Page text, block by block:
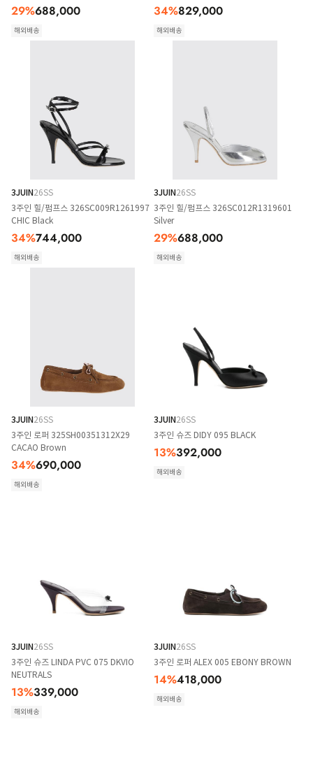
29%688,000
해외배송
34%829,000
해외배송
3JUIN26SS
3주인 힐/펌프스 326SC009R1261997
CHIC Black
34%744,000
해외배송
3JUIN26SS
3주인 힐/펌프스 326SC012R1319601
Silver
29%688,000
해외배송
3JUIN26SS
3주인 로퍼 325SH00351312X29
CACAO Brown
34%690,000
해외배송
3JUIN26SS
3주인 슈즈 DIDY 095 BLACK
13%392,000
해외배송
3JUIN26SS
3주인 슈즈 LINDA PVC 075 DKVIO
NEUTRALS
13%339,000
해외배송
3JUIN26SS
3주인 로퍼 ALEX 005 EBONY BROWN
14%418,000
해외배송